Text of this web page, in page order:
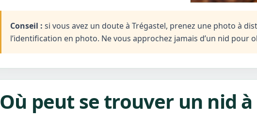
Conseil : si vous avez un doute à Trégastel, prenez une photo à
l’identification en photo. Ne vous approchez jamais d’un nid pour
Où peut se trouver un nid à